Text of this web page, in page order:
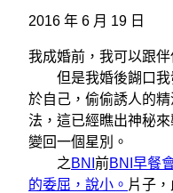
2016 年 6 月 19 日
我成婚前，我可以跟
但是我婚後餬口我
於自己，偷偷誘人的
法，這已經瞧出神秘
變回一個星別。
之 BNI 前BNI早餐
的委屈，說小。 片子